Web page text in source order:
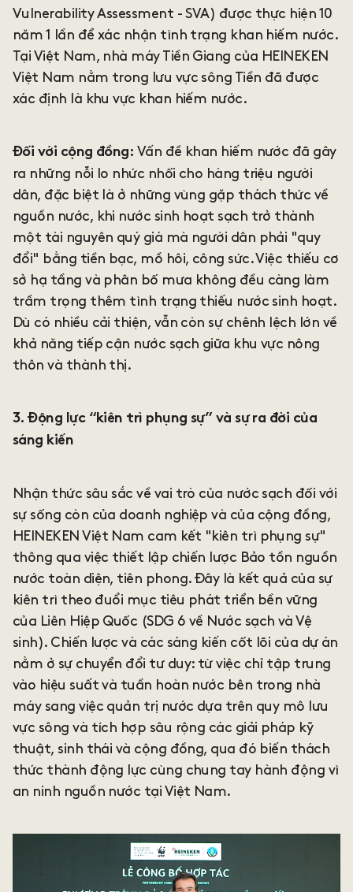
Vulnerability Assessment - SVA) được thực hiện 10
năm 1 lần để xác nhận tình trạng khan hiếm nước.
Tại Việt Nam, nhà máy Tiền Giang của HEINEKEN
Việt Nam nằm trong lưu vực sông Tiền đã được
xác định là khu vực khan hiếm nước.
Đối với cộng đồng: Vấn đề khan hiếm nước đã gây
ra những nỗi lo nhức nhối cho hàng triệu người
dân, đặc biệt là ở những vùng gặp thách thức về
nguồn nước, khi nước sinh hoạt sạch trở thành
một tài nguyên quý giá mà người dân phải "quy
đổi" bằng tiền bạc, mồ hôi, công sức. Việc thiếu cơ
sở hạ tầng và phân bố mưa không đều càng làm
trầm trọng thêm tình trạng thiếu nước sinh hoạt.
Dù có nhiều cải thiện, vẫn còn sự chênh lệch lớn về
khả năng tiếp cận nước sạch giữa khu vực nông
thôn và thành thị.
3. Động lực “kiên trì phụng sự” và sự ra đời của
sáng kiến
Nhận thức sâu sắc về vai trò của nước sạch đối với
sự sống còn của doanh nghiệp và của cộng đồng,
HEINEKEN Việt Nam cam kết "kiên trì phụng sự"
thông qua việc thiết lập chiến lược Bảo tồn nguồn
nước toàn diện, tiên phong. Đây là kết quả của sự
kiên trì theo đuổi mục tiêu phát triển bền vững
của Liên Hiệp Quốc (SDG 6 về Nước sạch và Vệ
sinh). Chiến lược và các sáng kiến cốt lõi của dự án
nằm ở sự chuyển đổi tư duy: từ việc chỉ tập trung
vào hiệu suất và tuần hoàn nước bên trong nhà
máy sang việc quản trị nước dựa trên quy mô lưu
vực sông và tích hợp sâu rộng các giải pháp kỹ
thuật, sinh thái và cộng đồng, qua đó biến thách
thức thành động lực cùng chung tay hành động vì
an ninh nguồn nước tại Việt Nam.